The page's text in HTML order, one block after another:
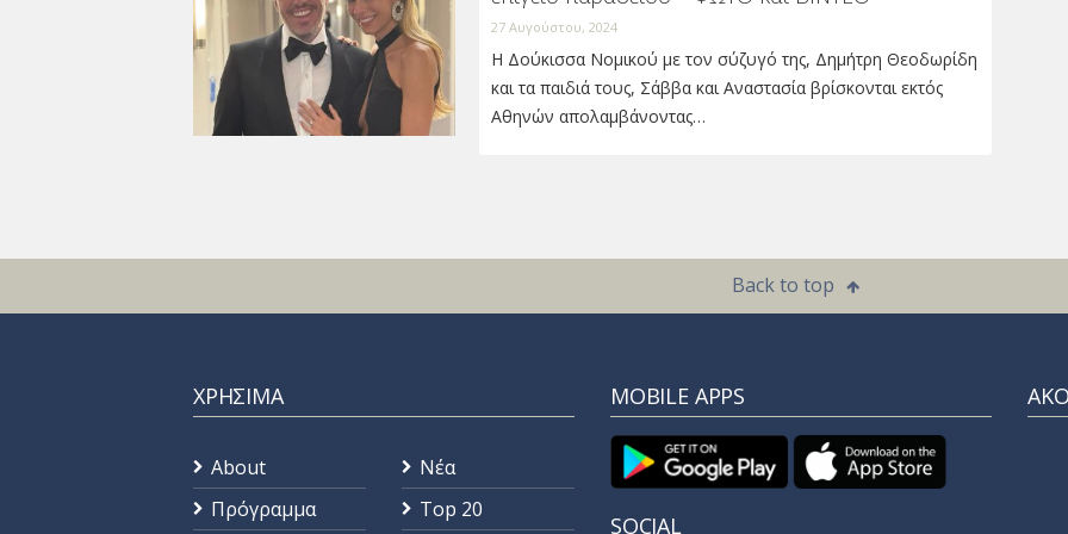
27 Αυγούστου, 2024
Η Δούκισσα Νομικού με τον σύζυγό της, Δημήτρη Θεοδωρίδη
και τα παιδιά τους, Σάββα και Αναστασία βρίσκονται εκτός
Αθηνών απολαμβάνοντας…
Back to top
ΧΡΗΣΙΜΑ
About
Πρόγραμμα
Νέα
Top 20
MOBILE APPS
SOCIAL